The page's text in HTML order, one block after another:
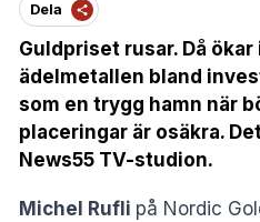
Dela
Guldpriset rusar. Då
ädelmetallen bland
som en trygg hamn när
placeringar är osäkra.
News55 TV-studion.
Michel Rufli på Nordic